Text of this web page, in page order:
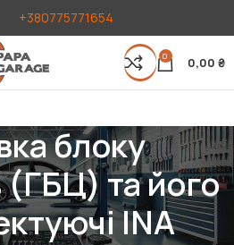
+380775771654
0 0,00 ₴
блоку
(ГБЦ) та його
INA